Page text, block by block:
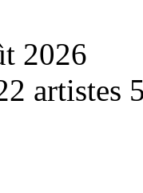
2026
artistes